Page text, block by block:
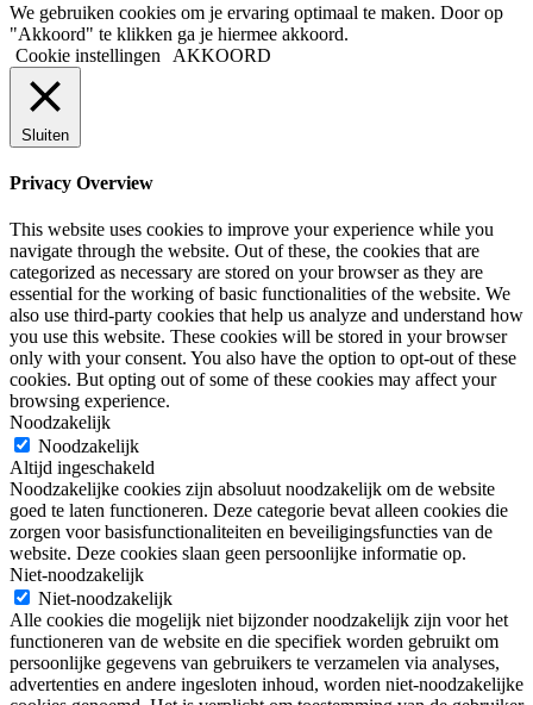
We gebruiken cookies om je ervaring optimaal te maken. Door op
"Akkoord" te klikken ga je hiermee akkoord.
Cookie instellingen
AKKOORD
Sluiten
Privacy Overview
This website uses cookies to improve your experience while you
navigate through the website. Out of these, the cookies that are
categorized as necessary are stored on your browser as they are
essential for the working of basic functionalities of the website. We
also use third-party cookies that help us analyze and understand how
you use this website. These cookies will be stored in your browser
only with your consent. You also have the option to opt-out of these
cookies. But opting out of some of these cookies may affect your
browsing experience.
Noodzakelijk
Noodzakelijk
Altijd ingeschakeld
Noodzakelijke cookies zijn absoluut noodzakelijk om de website
goed te laten functioneren. Deze categorie bevat alleen cookies die
zorgen voor basisfunctionaliteiten en beveiligingsfuncties van de
website. Deze cookies slaan geen persoonlijke informatie op.
Niet-noodzakelijk
Niet-noodzakelijk
Alle cookies die mogelijk niet bijzonder noodzakelijk zijn voor het
functioneren van de website en die specifiek worden gebruikt om
persoonlijke gegevens van gebruikers te verzamelen via analyses,
advertenties en andere ingesloten inhoud, worden niet-noodzakelijke